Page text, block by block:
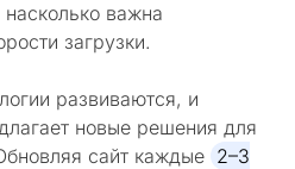
важна
загрузки.
развиваются, и
новые решения для
сайт каждые 2–3